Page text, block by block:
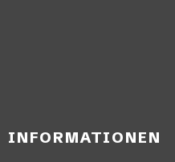
INFORMATIONEN